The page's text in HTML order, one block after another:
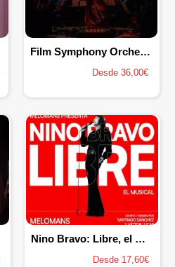
Film Symphony Orchestra
Desde 36,00€
Nino Bravo: Libre, el musical
Desde 17,60€